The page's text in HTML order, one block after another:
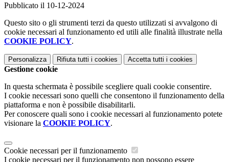
Pubblicato il 10-12-2024
Questo sito o gli strumenti terzi da questo utilizzati si avvalgono di
cookie necessari al funzionamento ed utili alle finalità illustrate nella
COOKIE POLICY.
Personalizza Rifiuta tutti i cookies Accetta tutti i cookies
Gestione cookie
In questa schermata è possibile scegliere quali cookie consentire.
I cookie necessari sono quelli che consentono il funzionamento della
piattaforma e non è possibile disabilitarli.
Per conoscere quali sono i cookie necessari al funzionamento potete
visionare la COOKIE POLICY.
Cookie necessari per il funzionamento
I cookie necessari per il funzionamento non possono essere